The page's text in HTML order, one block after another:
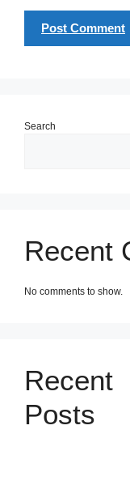
Search
Recent
No comments to show.
Recent
Posts